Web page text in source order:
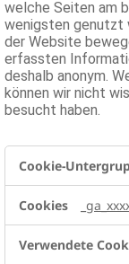
welche Seiten am
wenigsten genutzt
der Website
erfassten
deshalb anonym.
können wir nicht
besucht haben.
Analyse-
oder
Cookies